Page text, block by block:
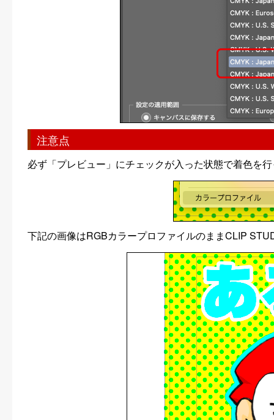
注意点
必ず「プレビュー」にチェックが入った状態で着色を
下記の画像はRGBカラープロファイルのままCLIP